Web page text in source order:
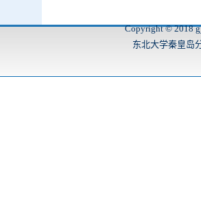
Copyright © 2018
东北大学秦皇岛